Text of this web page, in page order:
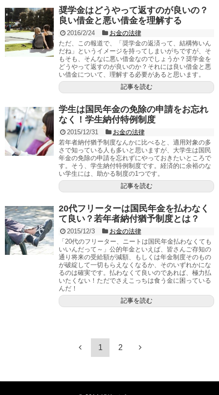
奨学金はどうやって返すのが良いの？
良い借金と悪い借金を理解する
2016/2/24
お金の法律
ただ、この報道で、「奨学金の返済って、結構怖いん
だね」というイメージを持ってしまいがちですが、そ
もそも、そんなに悪い借金なのでしょうか？奨学金を
どうやって返すのが良いのか？それには良い借金と悪
い借金について、理解する必要があると思います。
記事を読む
学生は国民年金の免除の申請をお忘れ
なく！学生納付特例制度
2015/12/31
お金の法律
若年者納付猶予制度なんかに比べると、適用対象の多
さで知っている人も多いと思いますが、大学生は国民
年金の免除の申請を忘れずにやっておきたいところで
す。そう、学生納付特例制度です。経済的に余裕のな
い学生には、助かる制度の1つです。
記事を読む
20代フリーターは国民年金を払わなく
て良い？若年者納付猶予制度とは？
2015/12/3
お金の法律
「20代のフリーター、ニートは国民年金払わなくても
いいんだって～」公的年金といえば、皆さんご存知の
通り将来の受給額が減額、もしくは年金制度そのもの
が破綻して一切もらえなくなるか、そのいずれかにな
るのは確実です。払わなくて良いのであれば、極力払
いたくない！ただでさえこっちは食う金に困っている
んだ！
記事を読む
1 2